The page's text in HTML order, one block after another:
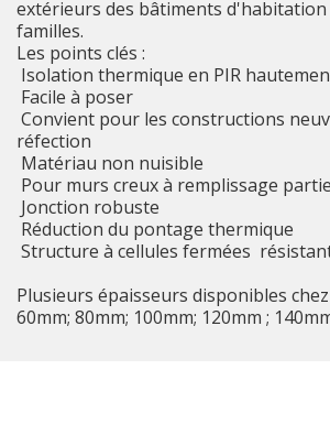
extérieurs des bâtiments d'habitation
familles.
Les points clés :
 Isolation thermique en PIR
 Facile à poser
 Convient pour les constructions
réfection
 Matériau non nuisible
 Pour murs creux à remplissage
 Jonction robuste
 Réduction du pontage thermique
 Structure à cellules fermées 
Plusieurs épaisseurs disponibles
60mm; 80mm; 100mm; 120mm ;